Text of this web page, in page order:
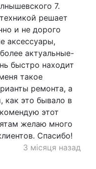
7.
решает
и не дорого
аксессуары,
актуальные-
быстро находит
такое
ремонта, а
как это бывало в
этот
желаю много
Спасибо!
3 місяця назад